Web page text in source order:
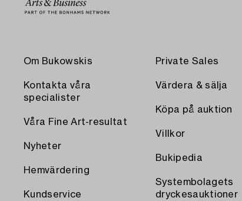
Om Bukowskis
Kontakta våra
specialister
Våra Fine Art-resultat
Nyheter
Hemvärdering
Kundservice
Private Sales
Värdera & sälja
Köpa på auktion
Villkor
Bukipedia
Systembolagets
dryckesauktioner